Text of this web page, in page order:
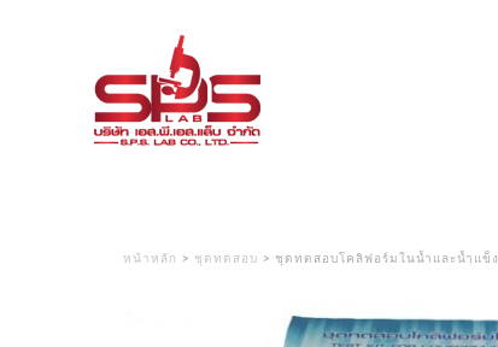
หน้าหลัก > ชุดทดสอบ > ชุดทดสอบโคลิฟอร์มในน้ำและน้ำแข็ง